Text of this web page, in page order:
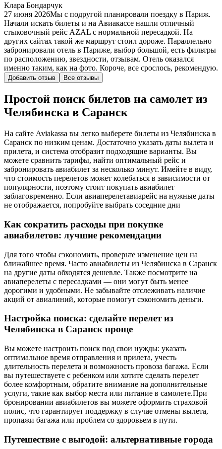
Клара Бондарчук
27 июня 2026Мы с подругой планировали поездку в Париж.
Начали искать билеты и на Авиакассе нашли отличный
стыковочный рейс AZAL с нормальной пересадкой. На
других сайтах такой же маршрут стоил дороже. Параллельно
забронировали отель в Париже, выбор большой, есть фильтры
по расположению, звездности, отзывам. Отель оказался
именно таким, как на фото. Короче, все срослось, рекомендую.
Добавить отзыв Все отзывы
Простой поиск билетов на самолет из
Челябинска в Саранск
На сайте Aviakassa вы легко выберете билеты из Челябинска в
Саранск по низким ценам. Достаточно указать даты вылета и
прилета, и система отобразит подходящие варианты. Вы
можете сравнить тарифы, найти оптимальный рейс и
забронировать авиабилет за несколько минут. Имейте в виду,
что стоимость перелетов может колебаться в зависимости от
популярности, поэтому стоит покупать авиабилет
заблаговременно. Если авиаперелетавиарейс на нужные даты
не отображается, попробуйте выбрать соседние дни
Как сократить расходы при покупке
авиабилетов: лучшие рекомендации
Для того чтобы сэкономить, проверьте изменение цен на
ближайшее время. Часто авиабилеты из Челябинска в Саранск
на другие даты обходятся дешевле. Также посмотрите на
авиаперелеты с пересадками — они могут быть менее
дорогими и удобными. Не забывайте отслеживать наличие
акций от авиалиний, которые помогут сэкономить деньги.
Настройка поиска: сделайте перелет из
Челябинска в Саранск проще
Вы можете настроить поиск под свои нужды: указать
оптимальное время отправления и прилета, учесть
длительность перелета и возможность провоза багажа. Если
вы путешествуете с ребенком или хотите сделать перелет
более комфортным, обратите внимание на дополнительные
услуги, такие как выбор места или питание в самолете.При
бронировании авиабилетов вы можете оформить страховой
полис, что гарантирует поддержку в случае отмены вылета,
пропажи багажа или проблем со здоровьем в пути.
Путешествие с выгодой: альтернативные города